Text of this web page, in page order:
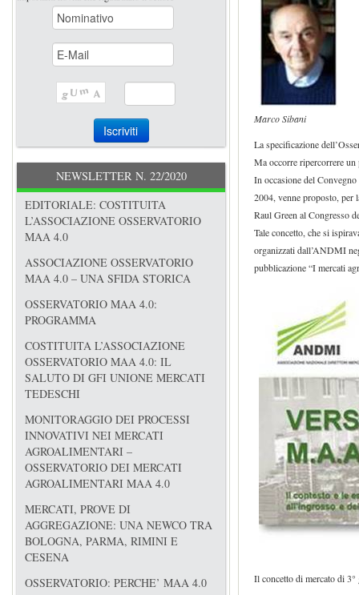
NEWSLETTER N. 22/2020
EDITORIALE: COSTITUITA
L’ASSOCIAZIONE OSSERVATORIO
MAA 4.0
ASSOCIAZIONE OSSERVATORIO
MAA 4.0 – UNA SFIDA STORICA
OSSERVATORIO MAA 4.0:
PROGRAMMA
COSTITUITA L’ASSOCIAZIONE
OSSERVATORIO MAA 4.0: IL
SALUTO DI GFI UNIONE MERCATI
TEDESCHI
MONITORAGGIO DEI PROCESSI
INNOVATIVI NEI MERCATI
AGROALIMENTARI –
OSSERVATORIO DEI MERCATI
AGROALIMENTARI MAA 4.0
MERCATI, PROVE DI
AGGREGAZIONE: UNA NEWCO TRA
BOLOGNA, PARMA, RIMINI E
CESENA
OSSERVATORIO: PERCHE’ MAA 4.0
Marco Sibani
La specificazione
Ma occorre ripercorrere un
In occasione del
2004, venne proposto, per
Raul Green al Congresso
Tale concetto, che si
organizzati dall’ANDMI
pubblicazione “I mercati
Il concetto di mercato di